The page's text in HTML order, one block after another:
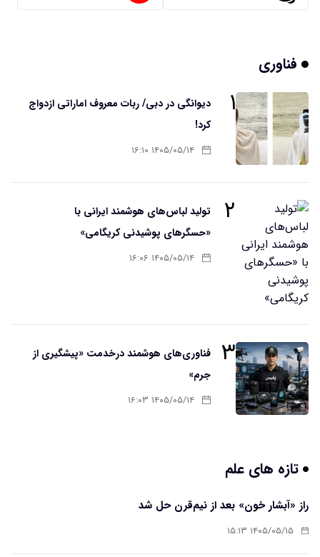
فناوری
۱
دیوانگی در دبی/ ربات معروف اماراتی ازدواج
کرد!
۱۴۰۵/۰۵/۱۴ ۱۶:۱۰
۲
تولید لباس‌های هوشمند ایرانی با
«حسگرهای پوشیدنی کریگامی»
۱۴۰۵/۰۵/۱۴ ۱۶:۰۶
۳
فناوری‌های هوشمند درخدمت «پیشگیری از
جرم»
۱۴۰۵/۰۵/۱۴ ۱۶:۰۳
تازه های علم
راز «آبشار خون» بعد از نیم‌قرن حل شد
۱۴۰۵/۰۵/۱۵ ۱۵:۱۳